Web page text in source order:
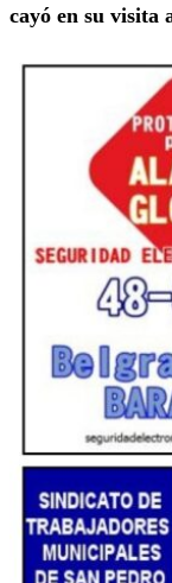
cayó en su visita